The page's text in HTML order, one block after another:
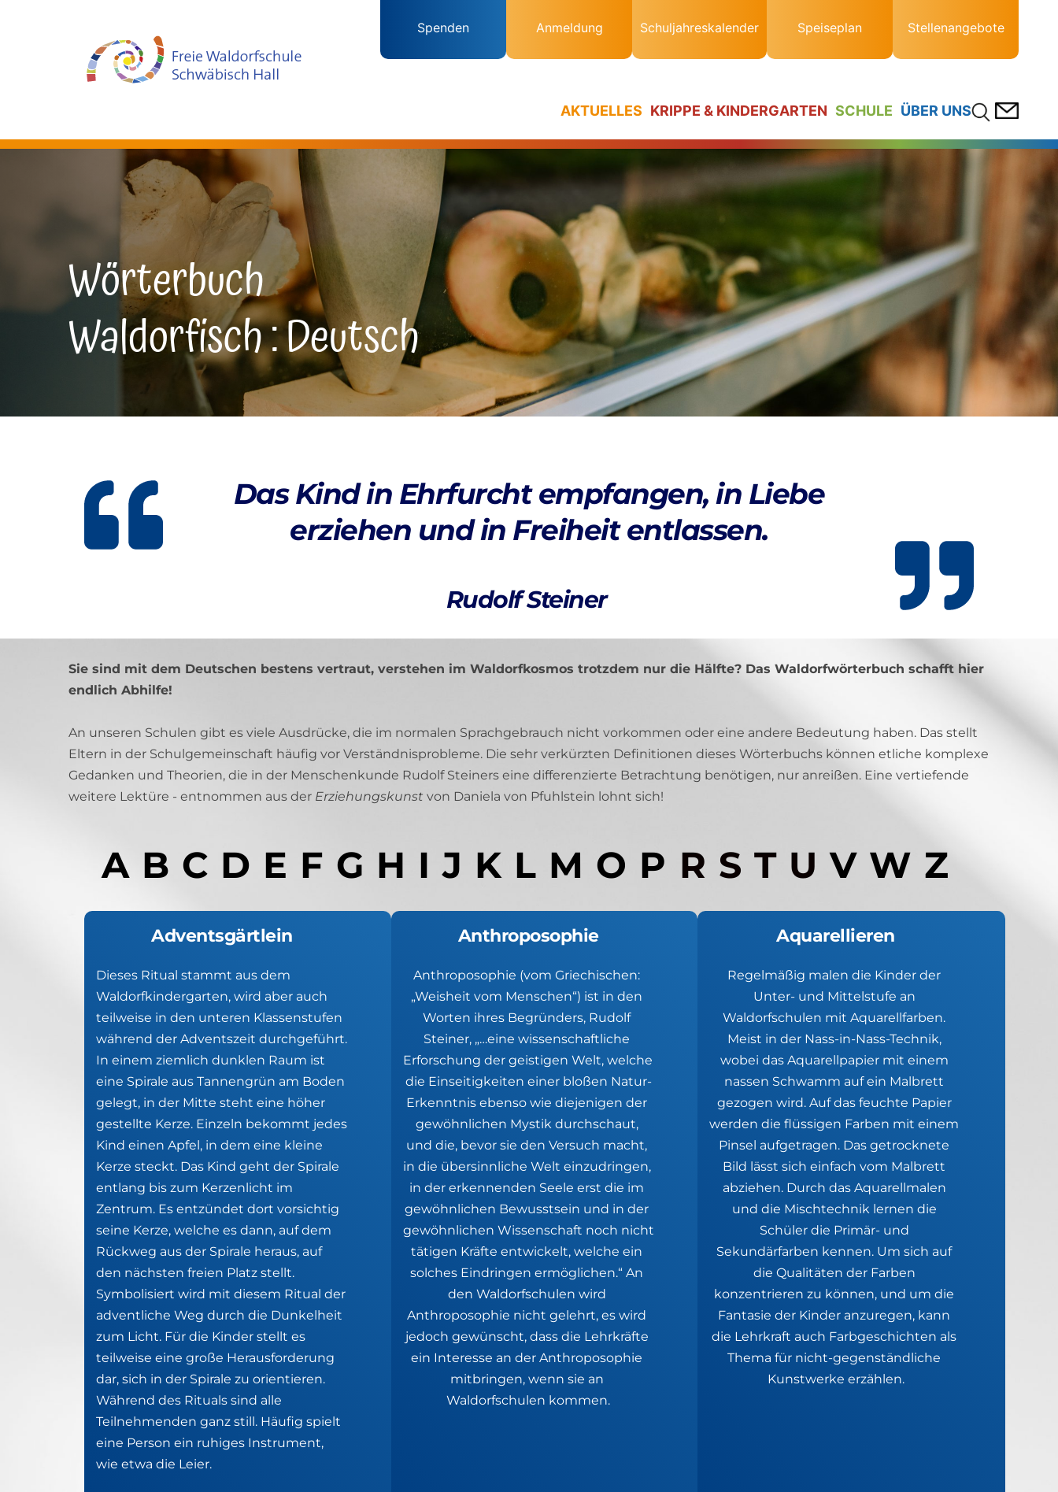
Spenden Anmeldung Schuljahreskalender Speiseplan Stellenangebote
AKTUELLES KRIPPE & KINDERGARTEN SCHULE ÜBER UNS
Wörterbuch
Waldorfisch : Deutsch
Das Kind in Ehrfurcht empfangen, in Liebe
erziehen und in Freiheit entlassen.
Rudolf Steiner
Sie sind mit dem Deutschen bestens vertraut, verstehen im Waldorfkosmos trotzdem nur die Hälfte? Das Waldorfwörterbuch schafft hier
endlich Abhilfe!
An unseren Schulen gibt es viele Ausdrücke, die im normalen Sprachgebrauch nicht vorkommen oder eine andere Bedeutung haben. Das stellt
Eltern in der Schulgemeinschaft häufig vor Verständnisprobleme. Die sehr verkürzten Definitionen dieses Wörterbuchs können etliche komplexe
Gedanken und Theorien, die in der Menschenkunde Rudolf Steiners eine differenzierte Betrachtung benötigen, nur anreißen. Eine vertiefende
weitere Lektüre - entnommen aus der Erziehungskunst von Daniela von Pfuhlstein lohnt sich!
A  B  C  D  E  F  G  H  I  J  K  L  M  O  P R  S  T  U V  W  Z
Adventsgärtlein
Dieses Ritual stammt aus dem
Waldorfkindergarten, wird aber auch
teilweise in den unteren Klassenstufen
während der Adventszeit durchgeführt.
In einem ziemlich dunklen Raum ist
eine Spirale aus Tannengrün am Boden
gelegt, in der Mitte steht eine höher
gestellte Kerze. Einzeln bekommt jedes
Kind einen Apfel, in dem eine kleine
Kerze steckt. Das Kind geht der Spirale
entlang bis zum Kerzenlicht im
Zentrum. Es entzündet dort vorsichtig
seine Kerze, welche es dann, auf dem
Rückweg aus der Spirale heraus, auf
den nächsten freien Platz stellt.
Symbolisiert wird mit diesem Ritual der
adventliche Weg durch die Dunkelheit
zum Licht. Für die Kinder stellt es
teilweise eine große Herausforderung
dar, sich in der Spirale zu orientieren.
Während des Rituals sind alle
Teilnehmenden ganz still. Häufig spielt
eine Person ein ruhiges Instrument,
wie etwa die Leier.
Anthroposophie
Anthroposophie (vom Griechischen:
„Weisheit vom Menschen“) ist in den
Worten ihres Begründers, Rudolf
Steiner, „…eine wissenschaftliche
Erforschung der geistigen Welt, welche
die Einseitigkeiten einer bloßen Natur-
Erkenntnis ebenso wie diejenigen der
gewöhnlichen Mystik durchschaut,
und die, bevor sie den Versuch macht,
in die übersinnliche Welt einzudringen,
in der erkennenden Seele erst die im
gewöhnlichen Bewusstsein und in der
gewöhnlichen Wissenschaft noch nicht
tätigen Kräfte entwickelt, welche ein
solches Eindringen ermöglichen.“ An
den Waldorfschulen wird
Anthroposophie nicht gelehrt, es wird
jedoch gewünscht, dass die Lehrkräfte
ein Interesse an der Anthroposophie
mitbringen, wenn sie an
Waldorfschulen kommen.
Aquarellieren
Regelmäßig malen die Kinder der
Unter- und Mittelstufe an
Waldorfschulen mit Aquarellfarben.
Meist in der Nass-in-Nass-Technik,
wobei das Aquarellpapier mit einem
nassen Schwamm auf ein Malbrett
gezogen wird. Auf das feuchte Papier
werden die flüssigen Farben mit einem
Pinsel aufgetragen. Das getrocknete
Bild lässt sich einfach vom Malbrett
abziehen. Durch das Aquarellmalen
und die Mischtechnik lernen die
Schüler die Primär- und
Sekundärfarben kennen. Um sich auf
die Qualitäten der Farben
konzentrieren zu können, und um die
Fantasie der Kinder anzuregen, kann
die Lehrkraft auch Farbgeschichten als
Thema für nicht-gegenständliche
Kunstwerke erzählen.